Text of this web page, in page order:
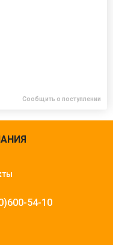
Сообщить о поступлении
54-10